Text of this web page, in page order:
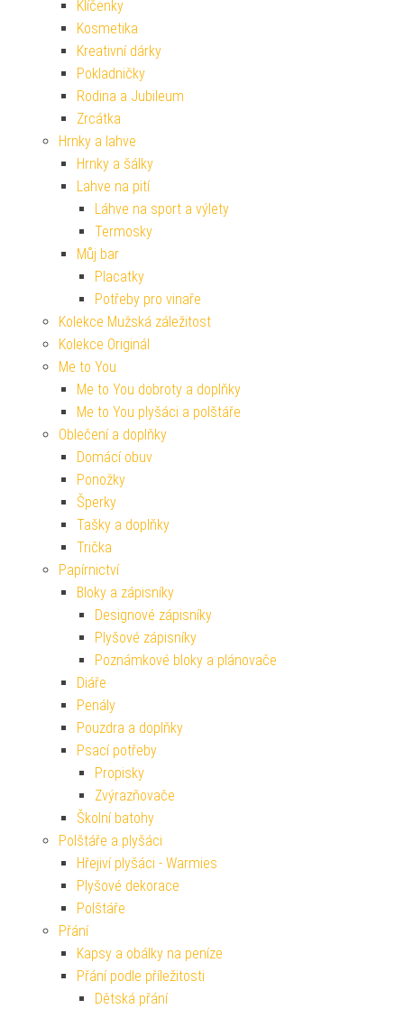
Klíčenky
Kosmetika
Kreativní dárky
Pokladničky
Rodina a Jubileum
Zrcátka
Hrnky a lahve
Hrnky a šálky
Lahve na pití
Láhve na sport a výlety
Termosky
Můj bar
Placatky
Potřeby pro vinaře
Kolekce Mužská záležitost
Kolekce Originál
Me to You
Me to You dobroty a doplňky
Me to You plyšáci a polštáře
Oblečení a doplňky
Domácí obuv
Ponožky
Šperky
Tašky a doplňky
Trička
Papírnictví
Bloky a zápisníky
Designové zápisníky
Plyšové zápisníky
Poznámkové bloky a plánovače
Diáře
Penály
Pouzdra a doplňky
Psací potřeby
Propisky
Zvýrazňovače
Školní batohy
Polštáře a plyšáci
Hřejiví plyšáci - Warmies
Plyšové dekorace
Polštáře
Přání
Kapsy a obálky na peníze
Přání podle příležitosti
Dětská přání